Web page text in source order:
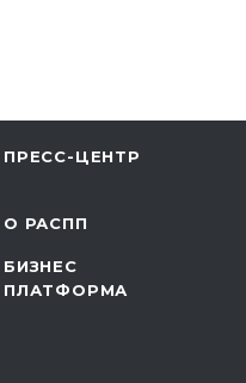
ПРЕСС-ЦЕНТР
О РАСПП
БИЗНЕС
ПЛАТФОРМА